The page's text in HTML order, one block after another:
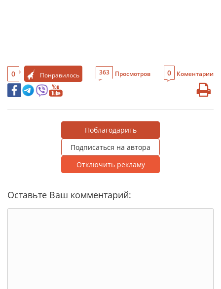
0 Понравилось 363 Просмотров 0 Коментарии
Поблагодарить
Подписаться на автора
Отключить рекламу
Оставьте Ваш комментарий: